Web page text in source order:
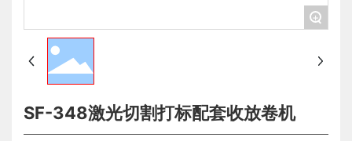
+
SF-348激光切割打标配套收放卷机